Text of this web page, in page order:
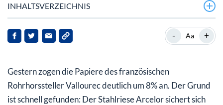
INHALTSVERZEICHNIS
Vallourec – der Rohrspezialist aus Frankreich
Stärkung der Marktposition im Fokus
Keine Komplettübernahme in den nächsten 6 Monaten
- Aa +
Gestern zogen die Papiere des französischen
Rohrhorssteller Vallourec deutlich um 8% an. Der Grund
ist schnell gefunden: Der Stahlriese Arcelor sichert sich